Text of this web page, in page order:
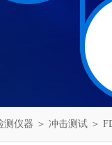
测仪器 ＞ 冲击测试 ＞